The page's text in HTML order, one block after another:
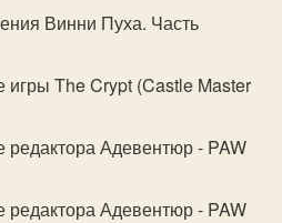
Винни Пуха. Часть
игры The Crypt (Castle Master
редактора Адевентюр - PAW
редактора Адевентюр - PAW